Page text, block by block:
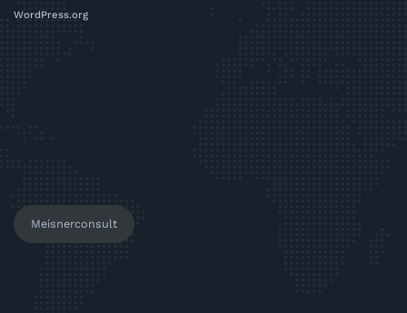
WordPress.org
Meisnerconsult